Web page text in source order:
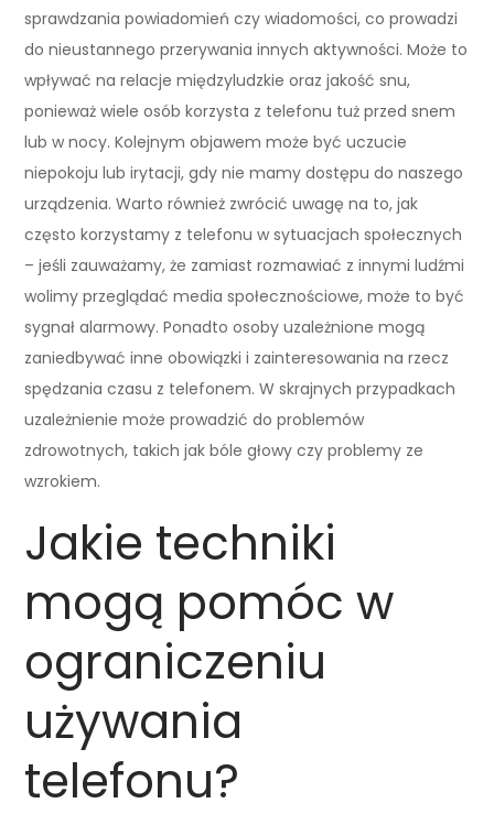
sprawdzania powiadomień czy wiadomości, co prowadzi
do nieustannego przerywania innych aktywności. Może to
wpływać na relacje międzyludzkie oraz jakość snu,
ponieważ wiele osób korzysta z telefonu tuż przed snem
lub w nocy. Kolejnym objawem może być uczucie
niepokoju lub irytacji, gdy nie mamy dostępu do naszego
urządzenia. Warto również zwrócić uwagę na to, jak
często korzystamy z telefonu w sytuacjach społecznych
– jeśli zauważamy, że zamiast rozmawiać z innymi ludźmi
wolimy przeglądać media społecznościowe, może to być
sygnał alarmowy. Ponadto osoby uzależnione mogą
zaniedbywać inne obowiązki i zainteresowania na rzecz
spędzania czasu z telefonem. W skrajnych przypadkach
uzależnienie może prowadzić do problemów
zdrowotnych, takich jak bóle głowy czy problemy ze
wzrokiem.
Jakie techniki
mogą pomóc w
ograniczeniu
używania
telefonu?